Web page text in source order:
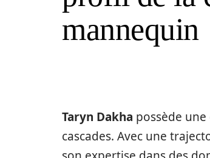
mannequin
Taryn Dakha possède
cascades. Avec une